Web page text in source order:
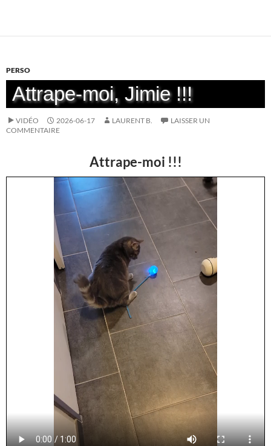
PERSO
Attrape-moi, Jimie !!!
VIDÉO 2026-06-17 LAURENT B.
LAISSER UN
COMMENTAIRE
Attrape-moi !!!